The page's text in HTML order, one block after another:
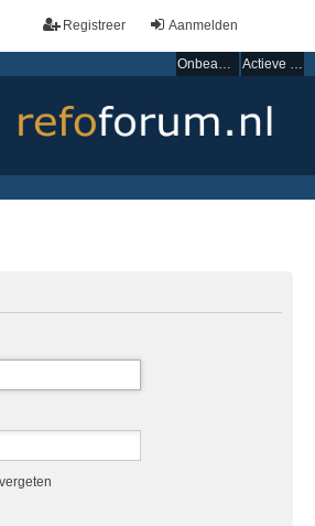
Aanmelden
Registreer
Onbeantwoorde onderwerpen Actieve onderwerpen